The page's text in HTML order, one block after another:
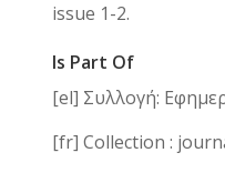
issue 1-2.
Is Part Of
[el] Συλλογή:
[fr] Collection :